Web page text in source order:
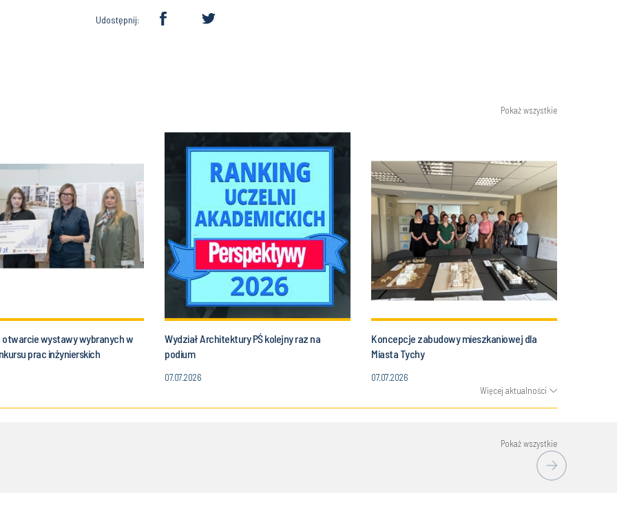
Udostępnij:
Pokaż wszystkie
wystawy wybranych w
prac inżynierskich
Wydział Architektury PŚ kolejny raz na
podium
07.07.2026
Koncepcje zabudowy mieszkaniowej dla
Miasta Tychy
07.07.2026
Więcej aktualności
Pokaż wszystkie